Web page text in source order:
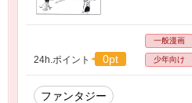
24h.ポイント 0pt
一般漫画
少年向け
ファンタジー